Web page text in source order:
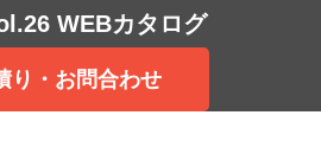
WEBカタログ
り・お問合わせ